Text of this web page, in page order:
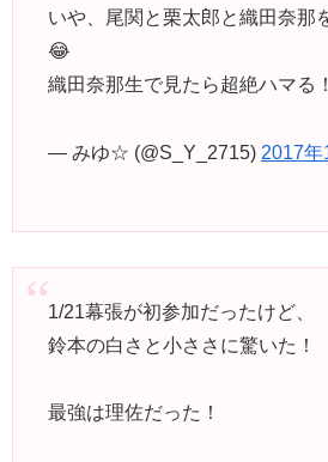
いや、尾関と栗太郎と織田奈那
😂
織田奈那生で見たら超絶ハマる！
— みゆ☆ (@S_Y_2715) 2017年
1/21幕張が初参加だったけど、
鈴本の白さと小ささに驚いた！
最強は理佐だった！